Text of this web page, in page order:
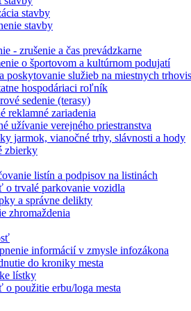
stavby
stavby
- zrušenie a čas prevádzkarne
o športovom a kultúrnom podujatí
poskytovanie služieb na miestnych
hospodáriaci roľník
sedenie (terasy)
reklamné zariadenia
užívanie verejného priestranstva
jarmok, vianočné trhy, slávnosti a hody
zbierky
listín a podpisov na listinách
o trvalé parkovanie vozidla
a správne delikty
zhromaždenia
informácií v zmysle infozákona
do kroniky mesta
lístky
o použitie erbu/loga mesta